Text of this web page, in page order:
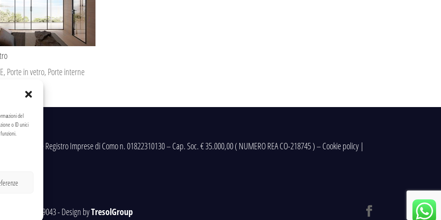
del
o ID unici
, Porte in vetro, Porte interne
Iscrizione Registro Imprese di Como n. 01822310130 – Cap. Soc. € 35.000,00 ( NUMERO REA CO-218745 ) –Cookie policy |
Tel. 031.899043 - Design byTresolGroup